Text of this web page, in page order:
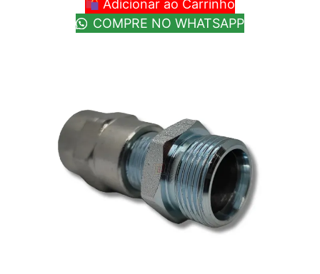
Adicionar ao Carrinho
COMPRE NO WHATSAPP